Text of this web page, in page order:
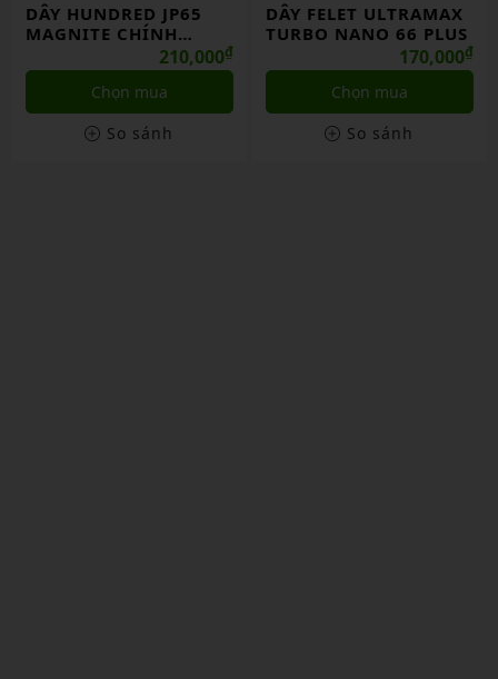
DÂY HUNDRED JP65
MAGNITE CHÍNH
210,000₫
Chọn mua
So sánh
DÂY FELET ULTRAMAX
TURBO NANO 66 PLUS
170,000₫
Chọn mua
So sánh